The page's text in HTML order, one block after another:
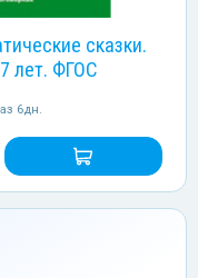
сказки.
лет. ФГОС
6дн.